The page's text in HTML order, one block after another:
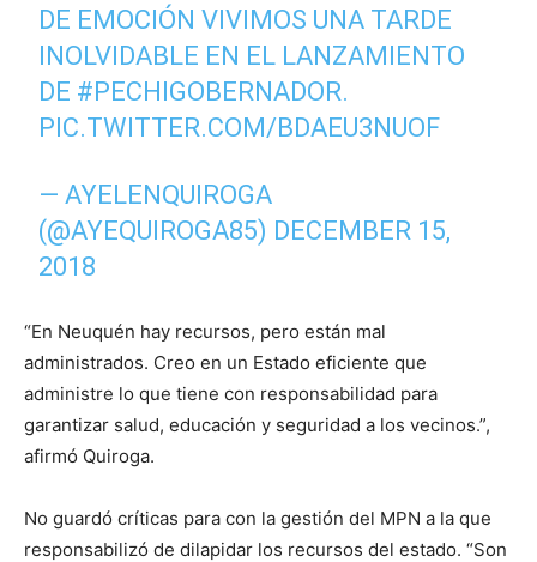
DE EMOCIÓN VIVIMOS UNA TARDE
INOLVIDABLE EN EL LANZAMIENTO
DE #PECHIGOBERNADOR.
PIC.TWITTER.COM/BDAEU3NUOF
— AYELENQUIROGA
(@AYEQUIROGA85) DECEMBER 15,
2018
“En Neuquén hay recursos, pero están mal
administrados. Creo en un Estado eficiente que
administre lo que tiene con responsabilidad para
garantizar salud, educación y seguridad a los vecinos.”,
afirmó Quiroga.
No guardó críticas para con la gestión del MPN a la que
responsabilizó de dilapidar los recursos del estado. “Son